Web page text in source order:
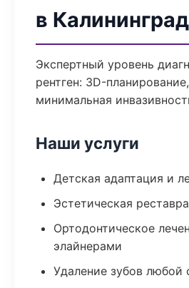
в Калининград
Экспертный уровень
рентген: 3D-
минимальная
Наши услуги
Детская адаптация и
Эстетическая
Ортодонтическое
элайнерами
Удаление зубов любой